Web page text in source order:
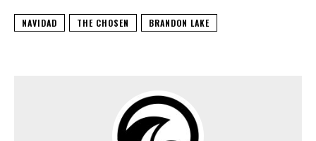
NAVIDAD THE CHOSEN BRANDON LAKE